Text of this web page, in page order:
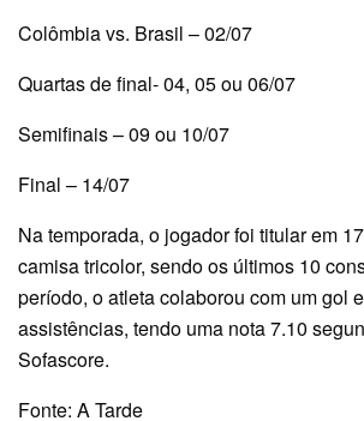
Colômbia vs. Brasil – 02/07
Quartas de final- 04, 05 ou 06/07
Semifinais – 09 ou 10/07
Final – 14/07
Na temporada, o jogador foi titular em
camisa tricolor, sendo os últimos 10
período, o atleta colaborou com um gol
assistências, tendo uma nota 7.10
Sofascore.
Fonte: A Tarde